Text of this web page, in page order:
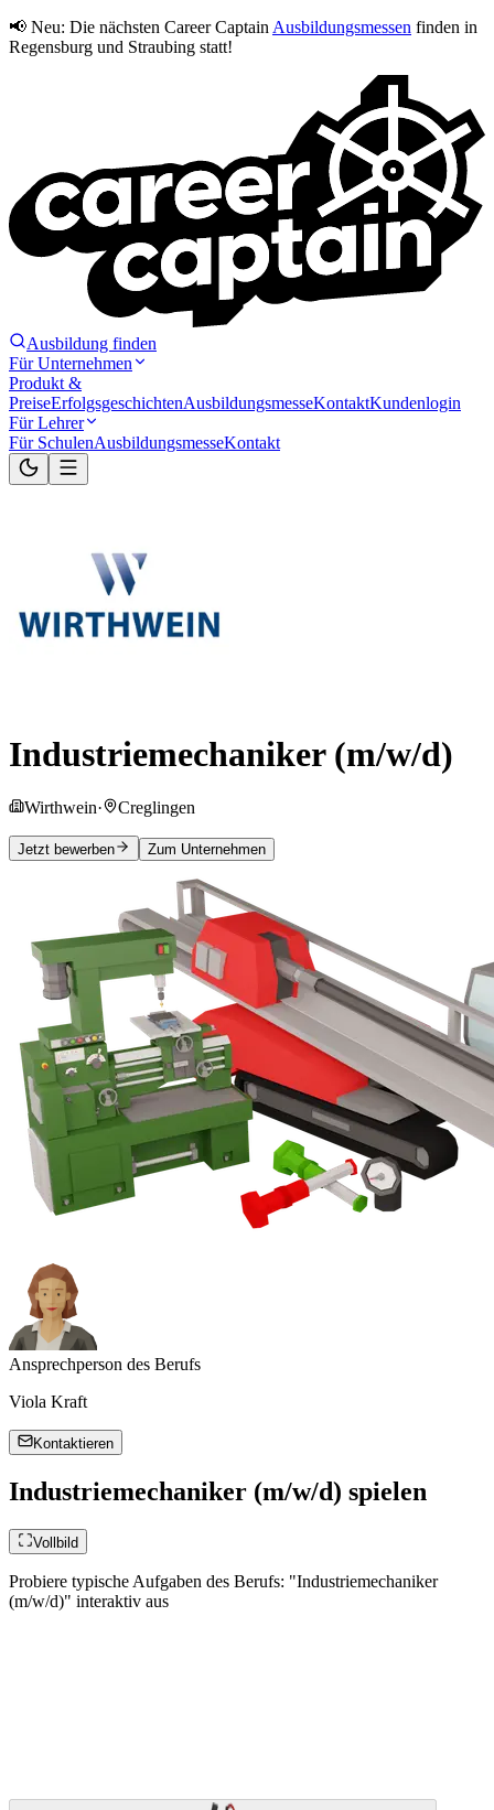
📢 Neu: Die nächsten Career Captain Ausbildungsmessen finden in
Regensburg und Straubing statt!
Ausbildung finden
Für Unternehmen
Produkt &
PreiseErfolgsgeschichtenAusbildungsmesseKontaktKundenlogin
Für Lehrer
Für SchulenAusbildungsmesseKontakt
Industriemechaniker (m/w/d)
Wirthwein· Creglingen
Jetzt bewerben Zum Unternehmen
Ansprechperson des Berufs
Viola Kraft
Kontaktieren
Industriemechaniker (m/w/d) spielen
Vollbild
Probiere typische Aufgaben des Berufs: "Industriemechaniker
(m/w/d)" interaktiv aus